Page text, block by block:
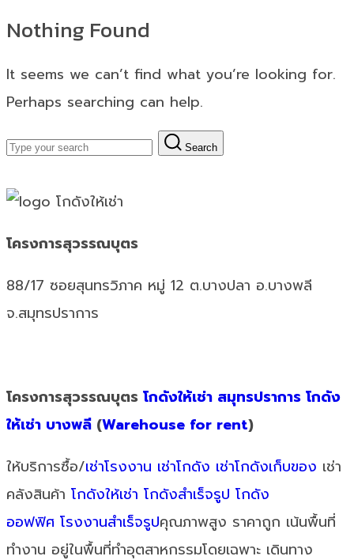
Nothing Found
It seems we can’t find what you’re looking for.
Perhaps searching can help.
Search
โครงการสุวรรณบุตร
88/17 ซอยสุนทรวิภาค หมู่ 12 ต.บางปลา อ.บางพลี
จ.สมุทรปราการ
โครงการสุวรรณบุตร โกดังให้เช่า สมุทรปราการ โกดัง
ให้เช่า บางพลี (Warehouse for rent)
ให้บริการซื้อ/เช่าโรงงาน เช่าโกดัง เช่าโกดังเก็บของ เช่า
คลังสินค้า โกดังให้เช่า โกดังสำเร็จรูป โกดัง
ออฟฟิศ โรงงานสำเร็จรูปคุณภาพสูง ราคาถูก เน้นพื้นที่
ทำงาน อยู่ในพื้นที่ทำอุตสาหกรรมโดยเฉพาะ เดินทาง